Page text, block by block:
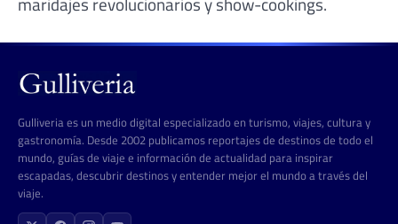
Gulliveria es un medio digital especializado en turismo, viajes, cultura y
gastronomía. Desde 2002 publicamos reportajes de destinos de todo el
mundo, guías de viaje e información de actualidad para inspirar
escapadas, descubrir destinos y entender mejor el mundo a través del
viaje.